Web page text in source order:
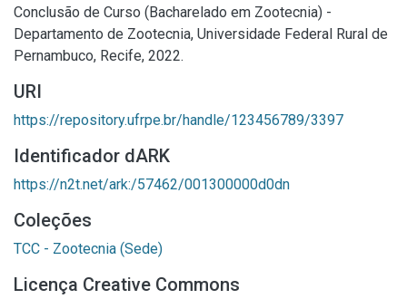
Conclusão de Curso (Bacharelado em Zootecnia) -
Departamento de Zootecnia, Universidade Federal Rural de
Pernambuco, Recife, 2022.
URI
https://repository.ufrpe.br/handle/123456789/3397
Identificador dARK
https://n2t.net/ark:/57462/001300000d0dn
Coleções
TCC - Zootecnia (Sede)
Licença Creative Commons